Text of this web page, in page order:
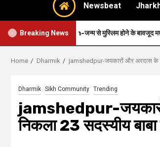
Newsbeat
Breaking News
जन्म से मुस्लिम होने के बावजूद मधुबाला जपुजी साहिब की
Home Dharmik jamshedpur-जयकारों और अरदास के
Dharmik Sikh Community Trending
jamshedpur-जयकारों
निकला 23 सदस्यीय